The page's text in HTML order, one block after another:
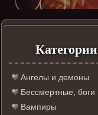
Категории
Ангелы и демоны
Бессмертные, боги
Вампиры